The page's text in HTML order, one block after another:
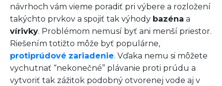
návrhoch vám vieme poradiť pri výbere a rozložení
takýchto prvkov a spojiť tak výhody bazéna a
vírivky. Problémom nemusí byť ani menší priestor.
Riešením totižto môže byť populárne,
protiprúdové zariadenie. Vďaka nemu si môžete
vychutnať “nekonečné” plávanie proti prúdu a
vytvoriť tak zážitok podobný otvorenej vode aj v